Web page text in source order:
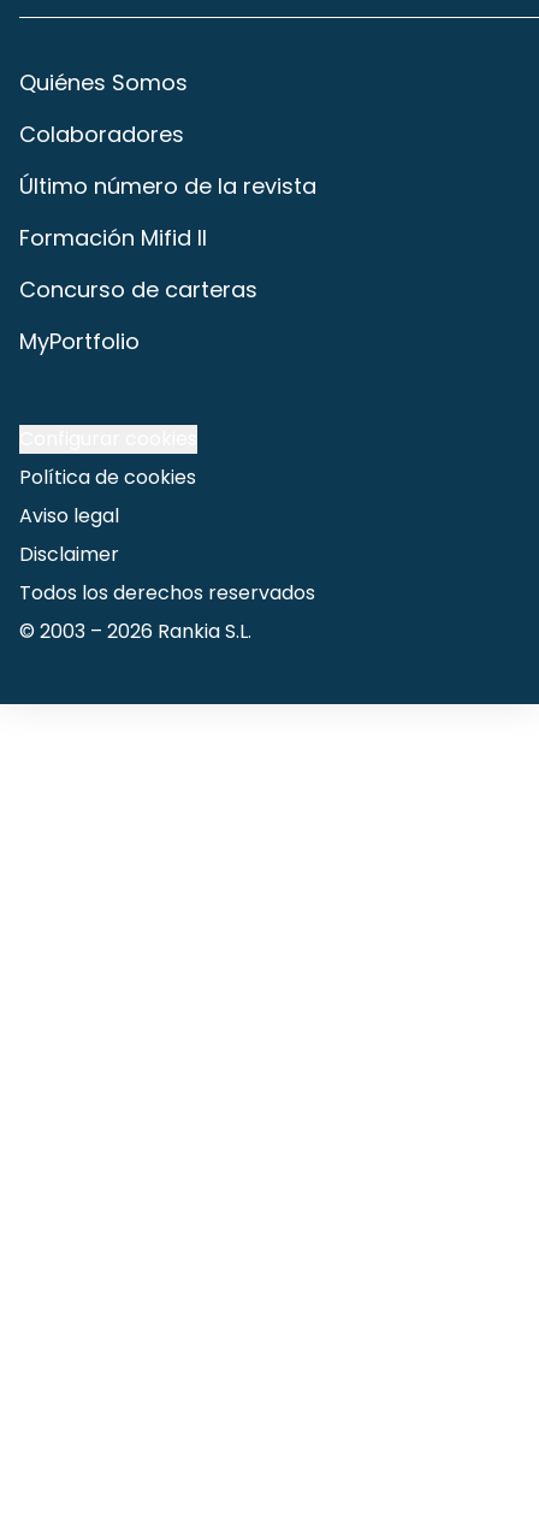
Quiénes Somos
Colaboradores
Último número de la revista
Formación Mifid II
Concurso de carteras
MyPortfolio
Política de cookies
Aviso legal
Disclaimer
Todos los derechos reservados
© 2003 – 2026 Rankia S.L.